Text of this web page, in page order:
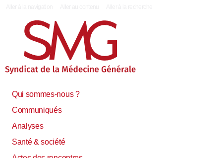
Qui sommes-nous ?
Communiqués
Analyses
Santé & société